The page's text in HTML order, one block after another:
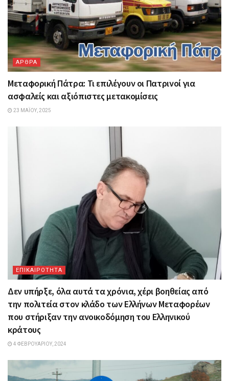
ΑΡΘΡΑ
Μεταφορική Πάτρα: Τι επιλέγουν οι Πατρινοί για
ασφαλείς και αξιόπιστες μετακομίσεις
23 ΜΑΪ́ΟΥ, 2025
ΕΠΙΚΑΙΡΟΤΗΤΑ
Δεν υπήρξε, όλα αυτά τα χρόνια, χέρι βοηθείας από
την πολιτεία στον κλάδο των Ελλήνων Μεταφορέων
που στήριξαν την ανοικοδόμηση του Ελληνικού
κράτους
4 ΦΕΒΡΟΥΑΡΊΟΥ, 2024